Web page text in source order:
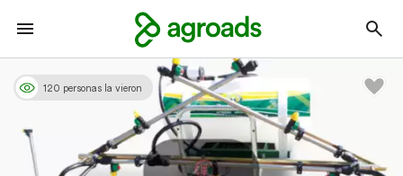
120 personas la vieron